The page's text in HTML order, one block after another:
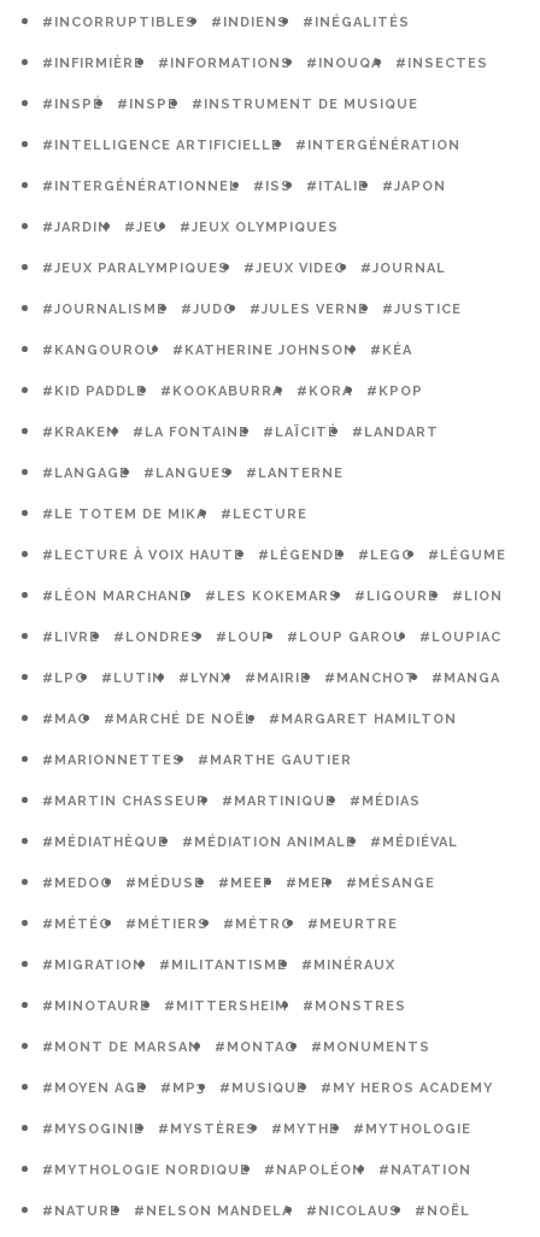
#INCORRUPTIBLES #INDIENS #INÉGALITÉS
#INFIRMIÈRE #INFORMATIONS #INOUQA #INSECTES
#INSPÉ #INSPE #INSTRUMENT DE MUSIQUE
#INTELLIGENCE ARTIFICIELLE #INTERGÉNÉRATION
#INTERGÉNÉRATIONNEL #ISS #ITALIE #JAPON
#JARDIN #JEU #JEUX OLYMPIQUES
#JEUX PARALYMPIQUES #JEUX VIDEO #JOURNAL
#JOURNALISME #JUDO #JULES VERNE #JUSTICE
#KANGOUROU #KATHERINE JOHNSON #KÉA
#KID PADDLE #KOOKABURRA #KORA #KPOP
#KRAKEN #LA FONTAINE #LAÏCITÉ #LANDART
#LANGAGE #LANGUES #LANTERNE
#LE TOTEM DE MIKA #LECTURE
#LECTURE À VOIX HAUTE #LÉGENDE #LEGO #LÉGUME
#LÉON MARCHAND #LES KOKEMARS #LIGOURE #LION
#LIVRE #LONDRES #LOUP #LOUP GAROU #LOUPIAC
#LPO #LUTIN #LYNX #MAIRIE #MANCHOT #MANGA
#MAO #MARCHÉ DE NOËL #MARGARET HAMILTON
#MARIONNETTES #MARTHE GAUTIER
#MARTIN CHASSEUR #MARTINIQUE #MÉDIAS
#MÉDIATHÈQUE #MÉDIATION ANIMALE #MÉDIÉVAL
#MEDOC #MÉDUSE #MEEF #MER #MÉSANGE
#MÉTÉO #MÉTIERS #MÉTRO #MEURTRE
#MIGRATION #MILITANTISME #MINÉRAUX
#MINOTAURE #MITTERSHEIM #MONSTRES
#MONT DE MARSAN #MONTAG #MONUMENTS
#MOYEN AGE #MP3 #MUSIQUE #MY HEROS ACADEMY
#MYSOGINIE #MYSTÈRES #MYTHE #MYTHOLOGIE
#MYTHOLOGIE NORDIQUE #NAPOLÉON #NATATION
#NATURE #NELSON MANDELA #NICOLAUS #NOËL